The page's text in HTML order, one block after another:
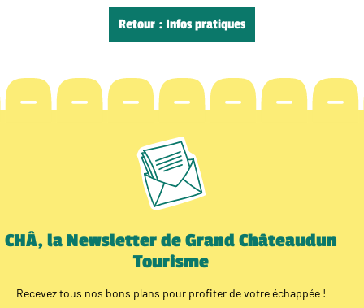
Retour : Infos pratiques
CHÂ, la Newsletter de Grand Châteaudun
Tourisme
Recevez tous nos bons plans pour profiter de votre échappée !